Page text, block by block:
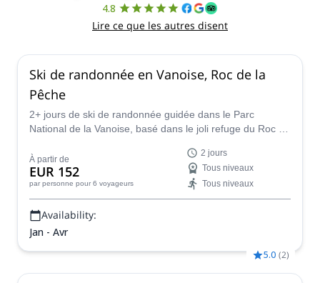
4.8
Lire ce que les autres disent
Ski de randonnée en Vanoise, Roc de la
Pêche
2+ jours de ski de randonnée guidée dans le Parc
National de la Vanoise, basé dans le joli refuge du Roc de
À partir de
EUR 152
par personne pour 6 voyageurs
2 jours
Tous niveaux
Tous niveaux
Availability:
Jan - Avr
5.0 (2)